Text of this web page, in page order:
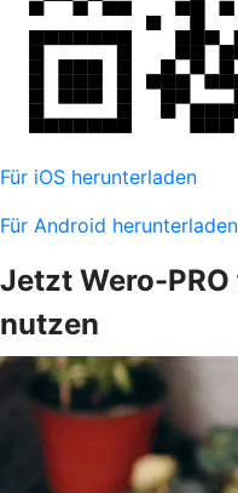
Für iOS herunterladen
Für Android herunterladen
Jetzt Wero-
nutzen